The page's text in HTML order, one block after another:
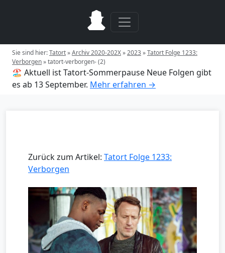
Sie sind hier:Tatort»Archiv 2020-202X»2023»Tatort Folge 1233:
Verborgen»tatort-verborgen- (2)
🏖️ Aktuell ist Tatort-Sommerpause Neue Folgen gibt
es ab 13 September. Mehr erfahren →
Zurück zum Artikel: Tatort Folge 1233:
Verborgen